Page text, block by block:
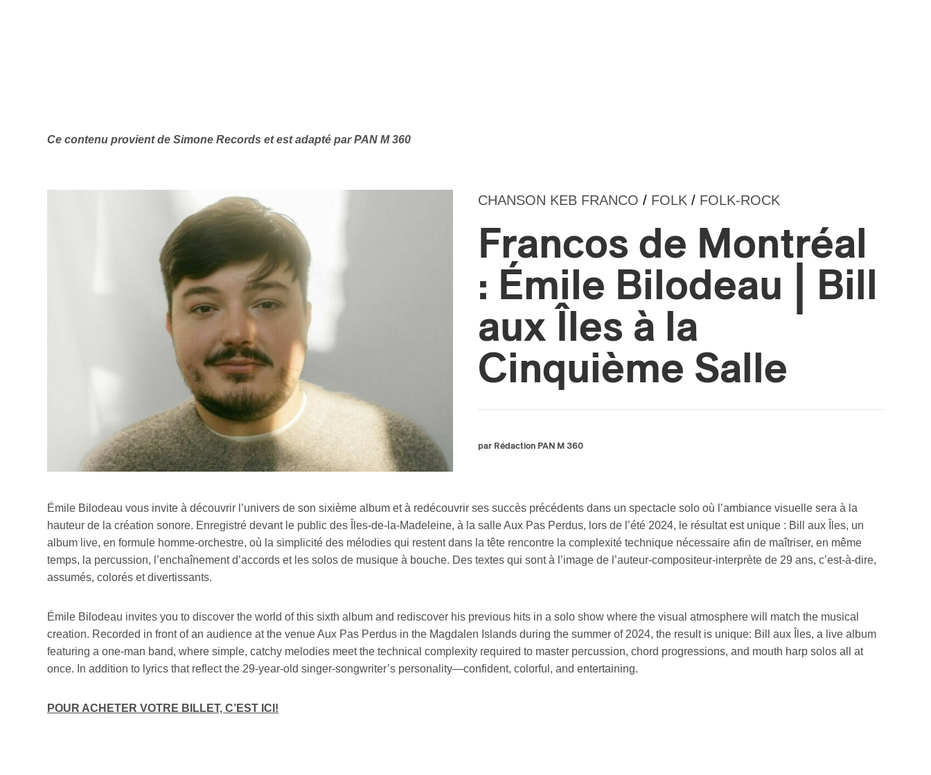
Ce contenu provient de Simone Records et est adapté par PAN M 360
CHANSON KEB FRANCO / FOLK / FOLK-ROCK
Francos de Montréal
: Émile Bilodeau | Bill
aux Îles à la
Cinquième Salle
par Rédaction PAN M 360
Émile Bilodeau vous invite à découvrir l’univers de son sixième album et à redécouvrir ses succès précédents dans un spectacle solo où l’ambiance visuelle sera à la
hauteur de la création sonore. Enregistré devant le public des Îles-de-la-Madeleine, à la salle Aux Pas Perdus, lors de l’été 2024, le résultat est unique : Bill aux Îles, un
album live, en formule homme-orchestre, où la simplicité des mélodies qui restent dans la tête rencontre la complexité technique nécessaire afin de maîtriser, en même
temps, la percussion, l’enchaînement d’accords et les solos de musique à bouche. Des textes qui sont à l’image de l’auteur-compositeur-interprète de 29 ans, c’est-à-dire,
assumés, colorés et divertissants.
Émile Bilodeau invites you to discover the world of this sixth album and rediscover his previous hits in a solo show where the visual atmosphere will match the musical
creation. Recorded in front of an audience at the venue Aux Pas Perdus in the Magdalen Islands during the summer of 2024, the result is unique: Bill aux Îles, a live album
featuring a one-man band, where simple, catchy melodies meet the technical complexity required to master percussion, chord progressions, and mouth harp solos all at
once. In addition to lyrics that reflect the 29-year-old singer-songwriter’s personality—confident, colorful, and entertaining.
POUR ACHETER VOTRE BILLET, C’EST ICI!